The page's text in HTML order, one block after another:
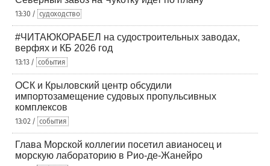
13:30 / судоходство
#ЧИТАЮКОРАБЕЛ на судостроительных заводах,
верфях и КБ 2026 год
13:13 / события
ОСК и Крыловский центр обсудили
импортозамещение судовых пропульсивных
комплексов
13:02 / события
Глава Морской коллегии посетил авианосец и
морскую лабораторию в Рио-де-Жанейро